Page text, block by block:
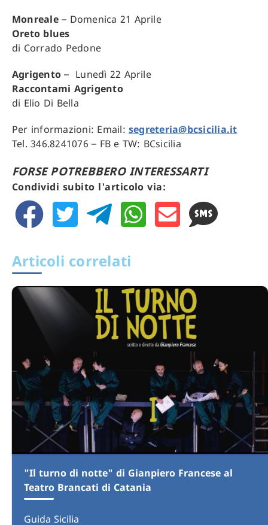
Articoli correlati
"Il turno di notte" di Gianpiero Francese al
Teatro Brancati di Catania
Guida Sicilia
Monreale– Domenica 21 Aprile
Oreto blues
di Corrado Pedone
Agrigento – Lunedì 22 Aprile
Raccontami Agrigento
di Elio Di Bella
Per informazioni: Email: segreteria@bcsicilia.it
Tel. 346.8241076 – FB e TW: BCsicilia
FORSE POTREBBERO INTERESSARTI
Condividi subito l'articolo via: